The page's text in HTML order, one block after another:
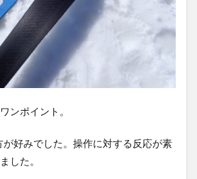
ンポイント。
好みでした。操作に対する反応が素
した。